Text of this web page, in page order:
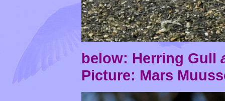
below: Herring Gull
Picture: Mars